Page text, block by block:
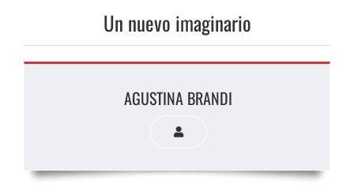
Un nuevo imaginario
AGUSTINA BRANDI